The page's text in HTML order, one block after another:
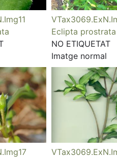
Eclipta prostrata
NO ETIQUETAT
Imatge normal